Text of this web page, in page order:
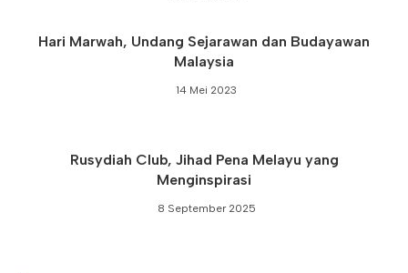
Hari Marwah, Undang Sejarawan dan Budayawan
Malaysia
14 Mei 2023
Rusydiah Club, Jihad Pena Melayu yang
Menginspirasi
8 September 2025